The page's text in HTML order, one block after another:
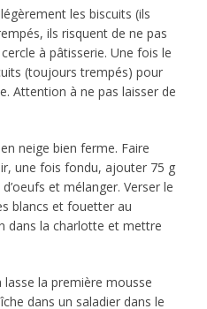
les biscuits (ils
ils risquent de ne pas
à pâtisserie. Une fois le
(toujours trempés) pour
Attention à ne pas laisser de
neige bien ferme. Faire
une fois fondu, ajouter 75 g
et mélanger. Verser le
blancs et fouetter au
dans la charlotte et mettre
lasse la première mousse
dans un saladier dans le